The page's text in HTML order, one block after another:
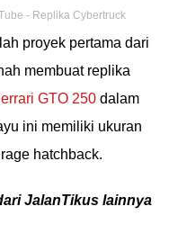
- Replika Cybertruck
proyek pertama dari
membuat replika
GTO 250 dalam
ini memiliki ukuran
hatchback.
JalanTikus lainnya